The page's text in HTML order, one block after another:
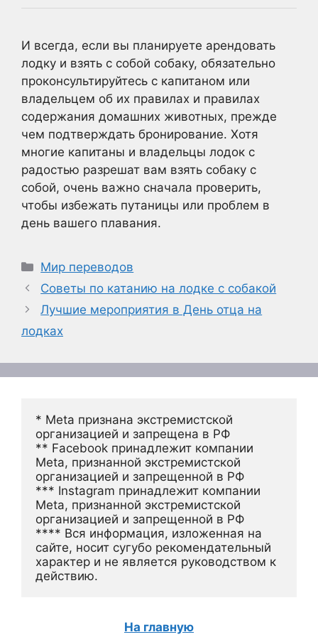
И всегда, если вы планируете арендовать
лодку и взять с собой собаку, обязательно
проконсультируйтесь с капитаном или
владельцем об их правилах и правилах
содержания домашних животных, прежде
чем подтверждать бронирование. Хотя
многие капитаны и владельцы лодок с
радостью разрешат вам взять собаку с
собой, очень важно сначала проверить,
чтобы избежать путаницы или проблем в
день вашего плавания.
Рубрики
Мир переводов
Советы по катанию на лодке с собакой
Лучшие мероприятия в День отца на
лодках
* Meta признана экстремистской
организацией и запрещена в РФ
** Facebook принадлежит компании
Meta, признанной экстремистской
организацией и запрещенной в РФ
*** Instagram принадлежит компании
Meta, признанной экстремистской
организацией и запрещенной в РФ
**** Вся информация, изложенная на
сайте, носит сугубо рекомендательный
характер и не является руководством к
действию.
На главную